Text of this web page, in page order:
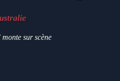
sur scène